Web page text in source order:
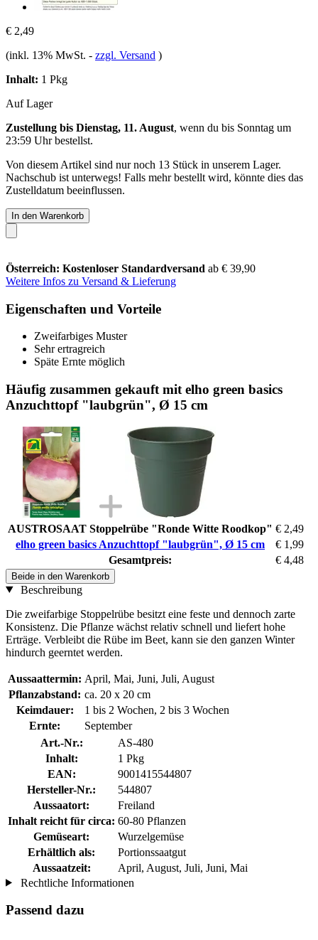
€ 2,49
(inkl. 13% MwSt. - zzgl. Versand )
Inhalt: 1 Pkg
Auf Lager
Zustellung bis Dienstag, 11. August, wenn du bis Sonntag um
23:59 Uhrbestellst.
Von diesem Artikel sind nur noch 13 Stück in unserem Lager.
Nachschub ist unterwegs! Falls mehr bestellt wird, könnte dies das
Zustelldatum beeinflussen.
In den Warenkorb
Österreich: Kostenloser Standardversand ab € 39,90
Weitere Infos zu Versand & Lieferung
Eigenschaften und Vorteile
Zweifarbiges Muster
Sehr ertragreich
Späte Ernte möglich
Häufig zusammen gekauft mit elho green basics
Anzuchttopf "laubgrün", Ø 15 cm
AUSTROSAAT Stoppelrübe "Ronde Witte Roodkop" € 2,49
elho green basics Anzuchttopf "laubgrün", Ø 15 cm
€ 1,99
Gesamtpreis:
€ 4,48
Beide in den Warenkorb
Beschreibung
Die zweifarbige Stoppelrübe besitzt eine feste und dennoch zarte
Konsistenz. Die Pflanze wächst relativ schnell und liefert hohe
Erträge. Verbleibt die Rübe im Beet, kann sie den ganzen Winter
hindurch geerntet werden.
Aussaattermin: April, Mai, Juni, Juli, August
Pflanzabstand: ca. 20 x 20 cm
Keimdauer:
1 bis 2 Wochen, 2 bis 3 Wochen
Ernte:
September
Art.-Nr.:
AS-480
Inhalt:
1 Pkg
EAN:
9001415544807
Hersteller-Nr.:
544807
Aussaatort:
Freiland
Inhalt reicht für circa: 60-80 Pflanzen
Gemüseart:
Wurzelgemüse
Erhältlich als:
Portionssaatgut
Aussaatzeit:
April, August, Juli, Juni, Mai
Rechtliche Informationen
Passend dazu